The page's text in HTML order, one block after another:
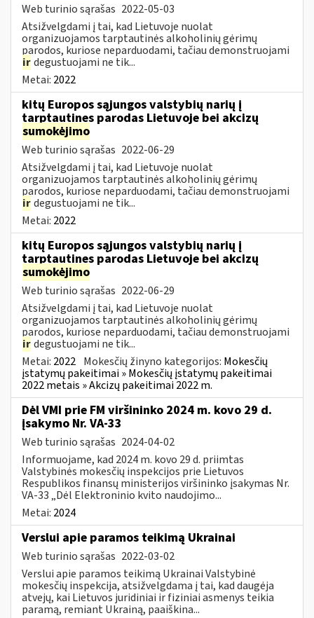
Web turinio sąrašas 2022-05-03
Atsižvelgdami į tai, kad Lietuvoje nuolat
organizuojamos tarptautinės alkoholinių gėrimų
parodos, kuriose neparduodami, tačiau demonstruojami
irdegustuojami ne tik...
Metai: 2022
kitų Europos sąjungos valstybių narių į
tarptautines parodas Lietuvoje bei akcizų
sumokėjimo
Web turinio sąrašas 2022-06-29
Atsižvelgdami į tai, kad Lietuvoje nuolat
organizuojamos tarptautinės alkoholinių gėrimų
parodos, kuriose neparduodami, tačiau demonstruojami
irdegustuojami ne tik...
Metai: 2022
kitų Europos sąjungos valstybių narių į
tarptautines parodas Lietuvoje bei akcizų
sumokėjimo
Web turinio sąrašas 2022-06-29
Atsižvelgdami į tai, kad Lietuvoje nuolat
organizuojamos tarptautinės alkoholinių gėrimų
parodos, kuriose neparduodami, tačiau demonstruojami
irdegustuojami ne tik...
Metai: 2022 Mokesčių žinyno kategorijos: Mokesčių
įstatymų pakeitimai » Mokesčių įstatymų pakeitimai
2022 metais » Akcizų pakeitimai 2022 m.
Dėl VMI prie FM viršininko 2024 m. kovo 29 d.
įsakymo Nr. VA-33
Web turinio sąrašas 2024-04-02
Informuojame, kad 2024 m. kovo 29 d. priimtas
Valstybinės mokesčių inspekcijos prie Lietuvos
Respublikos finansų ministerijos viršininko įsakymas Nr.
VA-33 „Dėl Elektroninio kvito naudojimo...
Metai: 2024
Verslui apie paramos teikimą Ukrainai
Web turinio sąrašas 2022-03-02
Verslui apie paramos teikimą Ukrainai Valstybinė
mokesčių inspekcija, atsižvelgdama į tai, kad daugėja
atvejų, kai Lietuvos juridiniai ir fiziniai asmenys teikia
paramą, remiant Ukrainą, paaiškina...